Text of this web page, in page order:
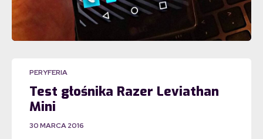
PERYFERIA
Test głośnika Razer Leviathan
Mini
30 MARCA 2016